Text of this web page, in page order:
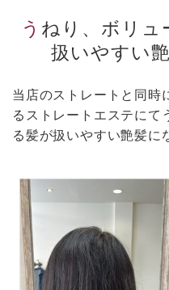
うねり、ボリュームの気になる髪が
扱いやすい
当店のストレートと同時
るストレートエステにて
る髪が扱いやすい艶髪に